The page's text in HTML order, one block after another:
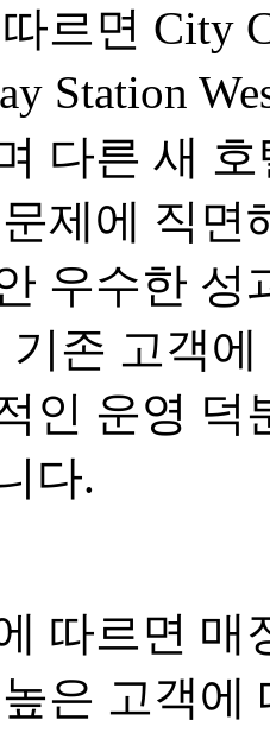
르면 City
Station
다른 새
제에 직면
우수한 성
기존 고객
인 운영 덕
다.
따르면 매
은 고객에